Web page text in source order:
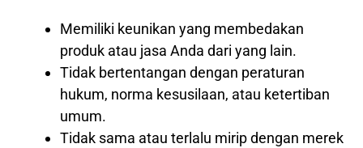
Memiliki keunikan yang membedakan
produk atau jasa Anda dari yang lain.
Tidak bertentangan dengan peraturan
hukum, norma kesusilaan, atau ketertiban
umum.
Tidak sama atau terlalu mirip dengan merek